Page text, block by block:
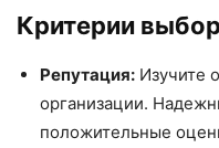
Критерии
Репутация: Изучите
организации.
положительные